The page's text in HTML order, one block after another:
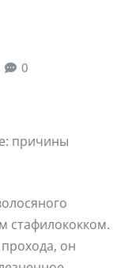
0
стафилококком.
он